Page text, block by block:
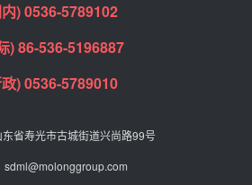
) 0536-5789102
) 86-536-5196887
) 0536-5789010
省寿光市古城街道兴尚路99号
sdml@molonggroup.com